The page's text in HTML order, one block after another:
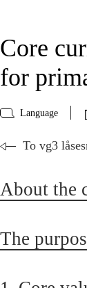
Core
for
Language
To vg3
About the
The